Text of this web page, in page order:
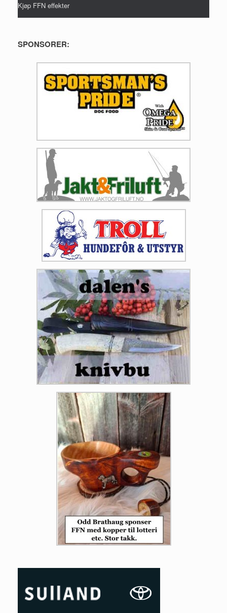
Kjøp FFN effekter
SPONSORER: